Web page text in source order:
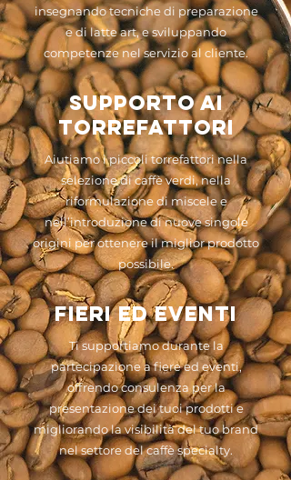
insegnando tecniche di preparazione
e di latte art, e sviluppando
competenze nel servizio al cliente.
Supporto ai
torrefattori
Aiutiamo i piccoli torrefattori nella
selezione di caffè verdi, nella
riformulazione di miscele e
nell’introduzione di nuove singole
origini per ottenere il miglior prodotto
possibile.
fieri ed eventi
Ti supportiamo durante la
partecipazione a fiere ed eventi,
offrendo consulenza per la
presentazione dei tuoi prodotti e
migliorando la visibilità del tuo brand
nel settore del caffè specialty.